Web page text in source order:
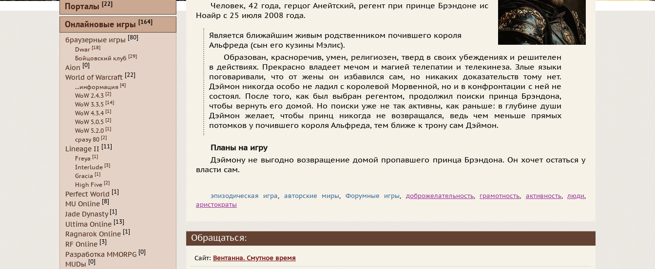
Человек, 42 года, герцог Анейтский, регент при принце Брэндоне ис
Ноайр с 25 июля 2008 года.
Является ближайшим живым родственником почившего короля
Альфреда (сын его кузины Мэлис).
Образован, красноречив, умен, религиозен, тверд в своих убеждениях и решителен
в действиях. Прекрасно владеет мечом и магией телепатии и телекинеза. Злые языки
поговаривали, что от жены он избавился сам, но никаких доказательств тому нет.
Дэймон никогда особо не ладил с королевой Морвенной, но и в конфронтации с ней не
состоял. После того, как был выбран регентом, продолжил поиски принца Брэндона,
чтобы вернуть его домой. Но поиски уже не так активны, как раньше: в глубине души
Дэймон желает, чтобы принц никогда не возвращался, ведь чем меньше прямых
потомков у почившего короля Альфреда, тем ближе к трону сам Дэймон.
Планы на игру
Дэймону не выгодно возвращение домой пропавшего принца Брэндона. Он хочет остаться у
власти сам.
эпизодическая игра, авторские миры, Форумные игры, доброжелательность, грамотность, активность,люди,
аристократы
Обращаться:
Сайт: Вентанна. Смутное время
Порталы [22]
Онлайновые игры [164]
браузерные игры [80]
Dwar [18]
Бойцовский клуб [29]
Aion [0]
World of Warcraft [22]
...информация [4]
WoW 2.4.3 [2]
WoW 3.3.5 [14]
WoW 4.3.4 [1]
WoW 5.0.5 [2]
WoW 5.2.0 [1]
сразу 80 [2]
Lineage II [11]
Freya [1]
Interlude [3]
Gracia [1]
High Five [2]
Perfect World [1]
MU Online [8]
Jade Dynasty [1]
Ultima Online [13]
Ragnarok Online [1]
RF Online [3]
Разработка MMORPG [0]
MUDы [0]